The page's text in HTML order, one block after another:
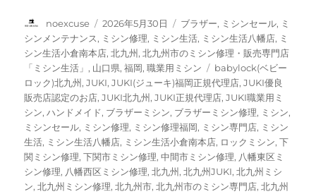
投
稿
者
noexcuse
投
稿
日:
2026年5月30日
カ
テ
ゴ
リ
ー
ブラザー, ミシンセール, ミ
シンメンテナンス, ミシン修理, ミシン生活, ミシン生活八幡店, ミ
シン生活小倉南本店,北九州 ,北九州市のミシン修理・販売専門店
「ミシン生活」 , 山口県,福岡,職業用ミシン
タ
グ
babylock(ベビー
ロック)北九州 ,JUKI,JUKI(ジューキ)福岡正規代理店,JUKI優良
販売店認定のお店,JUKI北九州 ,JUKI正規代理店,JUKI職業用ミ
シン,ハンドメイド, ブラザーミシン, ブラザーミシン修理, ミシン,
ミシンセール, ミシン修理, ミシン修理福岡, ミシン専門店, ミシン
生活, ミシン生活八幡店, ミシン生活小倉南本店, ロックミシン,下
関ミシン修理,下関市ミシン修理,中間市ミシン修理, 八幡東区ミ
シン修理, 八幡西区ミシン修理,北九州 ,北九州JUKI,北九州ミシ
ン,北九州ミシン修理,北九州市,北九州市のミシン専門店,北九州